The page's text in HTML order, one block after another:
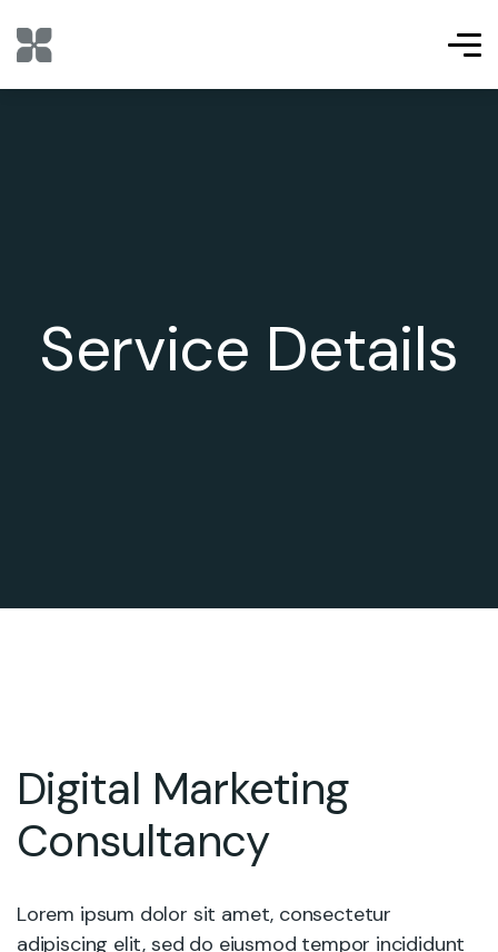
Service Details
Digital Marketing
Consultancy
Lorem ipsum dolor sit amet, consectetur
adipiscing elit, sed do eiusmod tempor incididunt